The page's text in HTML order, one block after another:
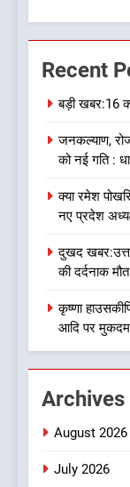
7
8
1
Recent
बड़ी खबर:16
जनकल्याण,
को नई गति :
क्या रमेश
नए प्रदेश
दुखद
की दर्दनाक मौत
कृष्णा
आदि पर
Archives
August 2026
July 2026